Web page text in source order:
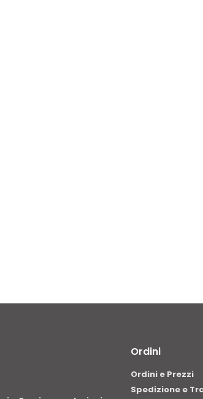
Ordini
Ordini e Prezzi
Spedizione e